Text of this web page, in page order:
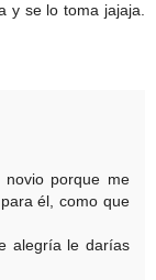
y se lo toma jajaja.
porque me
él, como que
alegría le darías